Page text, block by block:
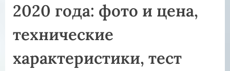
2020 года: фото и цена,
технические
характеристики, тест